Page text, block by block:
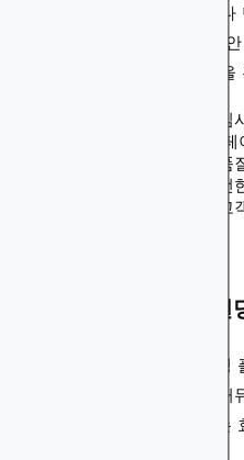
설정하고, 제품을 소싱하거
세요. 암호화폐 블로그는 보
지갑이나 토큰 저장 솔루션
제품 제품이 관객의 관
검색 엔진에 맞게 제품
우수한 제품 설명과 고
다양한 결제 옵션과 안
이메일 마케팅을 통한
9. 기부 및 크라우드펀
기부를 받거나 크라우드펀
비영리 조직, 독립 창작자,
중심 웹사이트를 수익화하